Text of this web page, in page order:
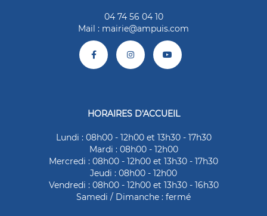
04 74 56 04 10
Mail : mairie@ampuis.com
HORAIRES D'ACCUEIL
Lundi : 08h00 - 12h00 et 13h30 - 17h30
Mardi : 08h00 - 12h00
Mercredi : 08h00 - 12h00 et 13h30 - 17h30
Jeudi : 08h00 - 12h00
Vendredi : 08h00 - 12h00 et 13h30 - 16h30
Samedi / Dimanche : fermé